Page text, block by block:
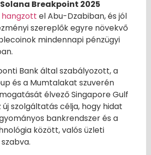
Solana Breakpoint 2025
hangzott el Abu-Dzabiban, és jól
szereplők egyre növekvő
mindennapi pénzügyi
Bank által szabályozott, a
és a Mumtalakat szuverén
élvező Singapore Gulf
új szolgáltatás célja, hogy hidat
bankrendszer és a
között, valós üzleti